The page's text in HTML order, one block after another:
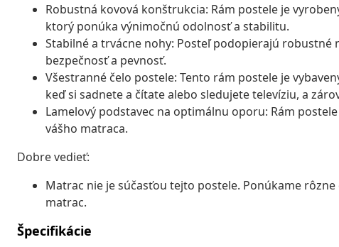
Robustná kovová konštrukcia: Rám postele je
ktorý ponúka výnimočnú odolnosť a stabilitu.
Stabilné a trvácne nohy: Posteľ podopierajú
bezpečnosť a pevnosť.
Všestranné čelo postele: Tento rám postele je
keď si sadnete a čítate alebo sledujete televíziu, a
Lamelový podstavec na optimálnu oporu: Rám
vášho matraca.
Dobre vedieť:
Matrac nie je súčasťou tejto postele. Ponúkame
matrac.
Špecifikácie